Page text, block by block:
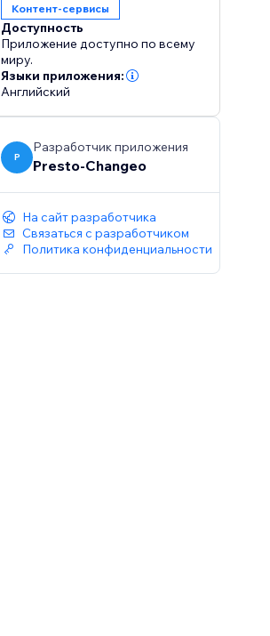
Контент-сервисы
Доступность
Приложение доступно по всему
миру.
Языки приложения:
Английский
P
Разработчик приложения
Presto-Changeo
На сайт разработчика
Связаться с разработчиком
Политика конфиденциальности